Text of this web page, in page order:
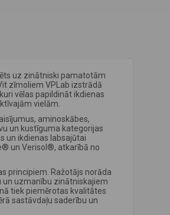
uz zinātniski pamatotām
zīmoliem VPLab izstrādā
vēlas papildināt ikdienas
vielām.
aminoskābes,
un kustīguma kategorijas
un ikdienas labsajūtai
un Verisol®, atkarībā no
principiem. Ražotājs norāda
un uzmanību zinātniskajiem
tiek piemērotas kvalitātes
sastāvdaļu saderību un